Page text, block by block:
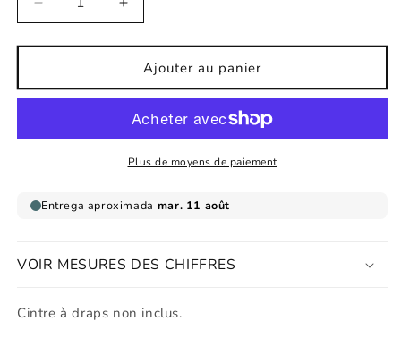
Réduire
la
quantité
Affiche
bebe
Vespa
Augmenter
la
quantité
Affiche
bebe
lapin
Vespa
Ajouter au panier
Plus de moyens de paiement
VOIR MESURES DES CHIFFRES
Cintre à draps non inclus.